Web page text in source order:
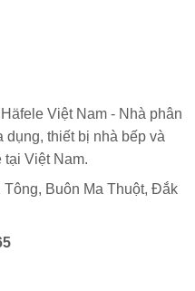
Việt Nam - Nhà phân
thiết bị nhà bếp và
tại Việt Nam.
Tông, Buôn Ma Thuột, Đắk